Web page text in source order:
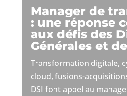
Manager de
: une réponse
aux défis des
Générales et
Transformation digitale,
cloud, fusions-
DSI font appel au